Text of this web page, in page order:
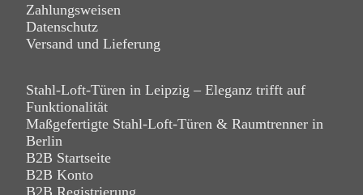
Zahlungsweisen
Datenschutz
Versand und Lieferung
Stahl-Loft-Türen in Leipzig – Eleganz trifft auf
Funktionalität
Maßgefertigte Stahl-Loft-Türen & Raumtrenner in
Berlin
B2B Startseite
B2B Konto
B2B Registrierung